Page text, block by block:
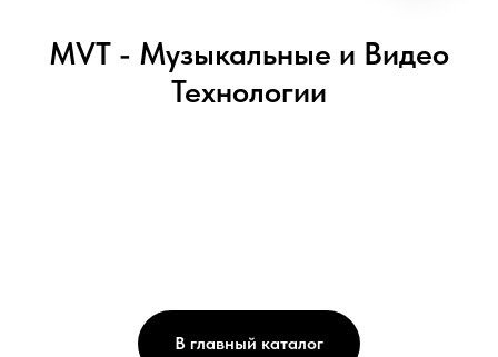
MVT - Музыкальные и Видео
Технологии
В главный каталог